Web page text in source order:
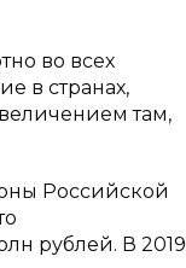
во всех
в странах,
там,
Российской
рублей. В 2019